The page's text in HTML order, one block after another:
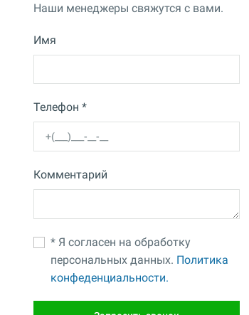
Наши менеджеры свяжутся с вами.
Имя
Телефон *
Комментарий
* Я согласен на обработку
персональных данных. Политика
конфеденциальности.